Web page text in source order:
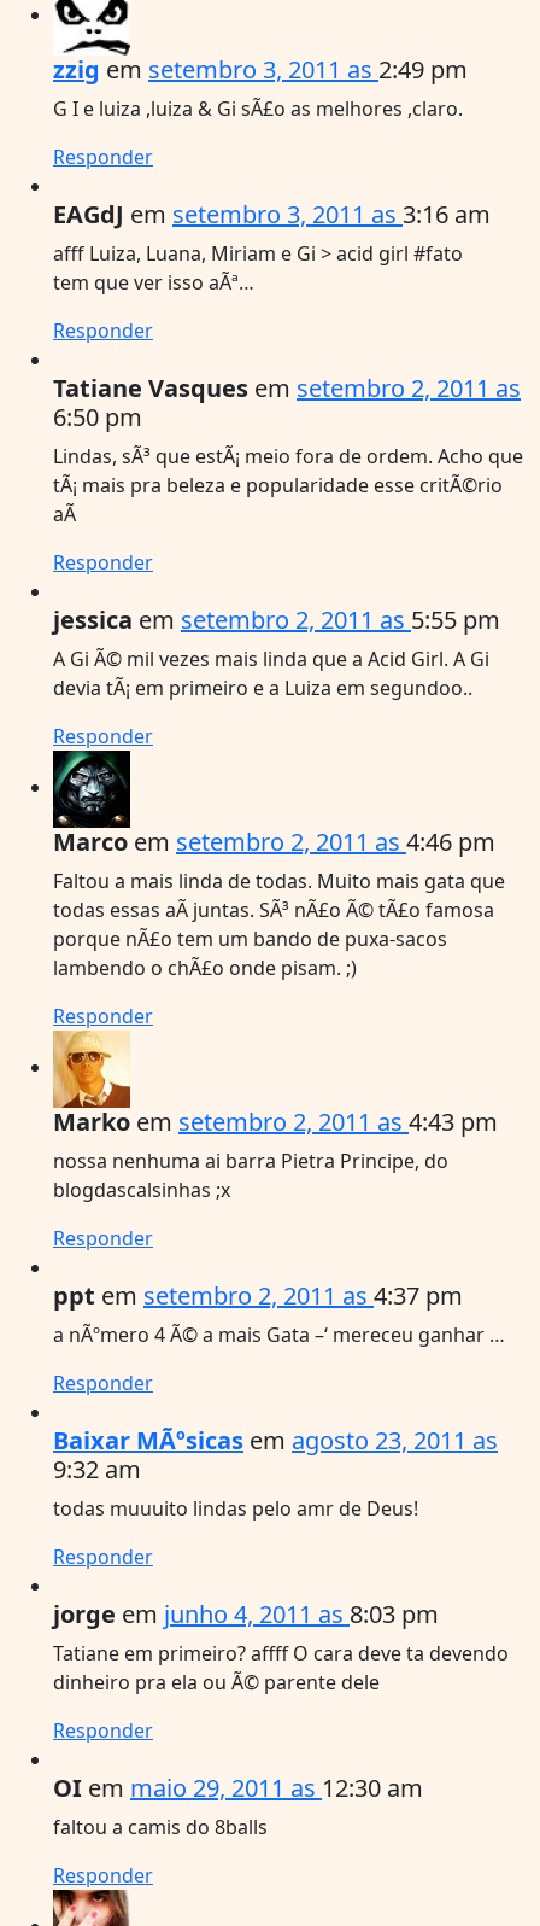
zzig em setembro 3, 2011 as 2:49 pm
G I e luiza ,luiza & Gi sÃ£o as melhores ,claro.
Responder
EAGdJ em setembro 3, 2011 as 3:16 am
afff Luiza, Luana, Miriam e Gi > acid girl #fato
tem que ver isso aÃª…
Responder
Tatiane Vasques em setembro 2, 2011 as
6:50 pm
Lindas, sÃ³ que estÃ¡ meio fora de ordem. Acho que
tÃ¡ mais pra beleza e popularidade esse critÃ©rio
aÃ­
Responder
jessica em setembro 2, 2011 as 5:55 pm
A Gi Ã© mil vezes mais linda que a Acid Girl. A Gi
devia tÃ¡ em primeiro e a Luiza em segundoo..
Responder
Marco em setembro 2, 2011 as 4:46 pm
Faltou a mais linda de todas. Muito mais gata que
todas essas aÃ­ juntas. SÃ³ nÃ£o Ã© tÃ£o famosa
porque nÃ£o tem um bando de puxa-sacos
lambendo o chÃ£o onde pisam. ;)
Responder
Marko em setembro 2, 2011 as 4:43 pm
nossa nenhuma ai barra Pietra Principe, do
blogdascalsinhas ;x
Responder
ppt em setembro 2, 2011 as 4:37 pm
a nÃºmero 4 Ã© a mais Gata –‘ mereceu ganhar …
Responder
Baixar MÃºsicas em agosto 23, 2011 as
9:32 am
todas muuuito lindas pelo amr de Deus!
Responder
jorge em junho 4, 2011 as 8:03 pm
Tatiane em primeiro? affff O cara deve ta devendo
dinheiro pra ela ou Ã© parente dele
Responder
OI em maio 29, 2011 as 12:30 am
faltou a camis do 8balls
Responder